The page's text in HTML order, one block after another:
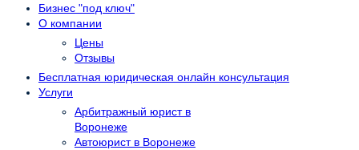
Бизнес "под ключ"
О компании
Цены
Отзывы
Бесплатная юридическая онлайн консультация
Услуги
Арбитражный юрист в
Воронеже
Автоюрист в Воронеже